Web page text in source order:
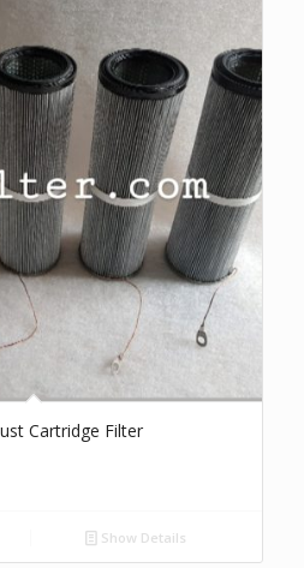
Cartridge Filter
Show Details